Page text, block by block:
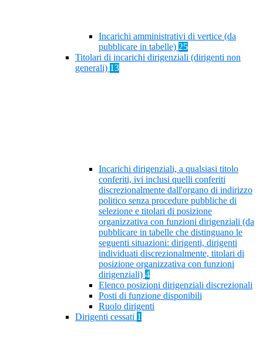
Incarichi amministrativi di vertice (da
pubblicare in tabelle) 25
Titolari di incarichi dirigenziali (dirigenti non
generali) 13
Incarichi dirigenziali, a qualsiasi titolo
conferiti, ivi inclusi quelli conferiti
discrezionalmente dall'organo di indirizzo
politico senza procedure pubbliche di
selezione e titolari di posizione
organizzativa con funzioni dirigenziali (da
pubblicare in tabelle che distinguano le
seguenti situazioni: dirigenti, dirigenti
individuati discrezionalmente, titolari di
posizione organizzativa con funzioni
dirigenziali) 4
Elenco posizioni dirigenziali discrezionali
Posti di funzione disponibili
Ruolo dirigenti
Dirigenti cessati 1